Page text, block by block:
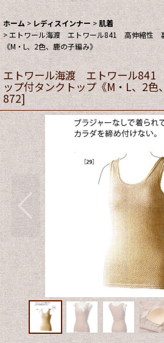
ホーム > レディスインナー > 肌着
>エトワール海渡 エトワール841 高伸縮性
《M・L、2色、鹿の子編み》
エトワール海渡 エトワール
ップ付タンクトップ《M・L、2色
872]